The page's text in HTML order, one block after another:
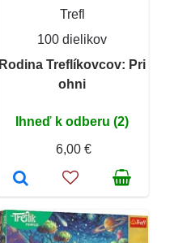
Trefl
100 dielikov
Rodina Treflíkovcov: Pri
ohni
Ihneď k odberu (2)
6,00 €